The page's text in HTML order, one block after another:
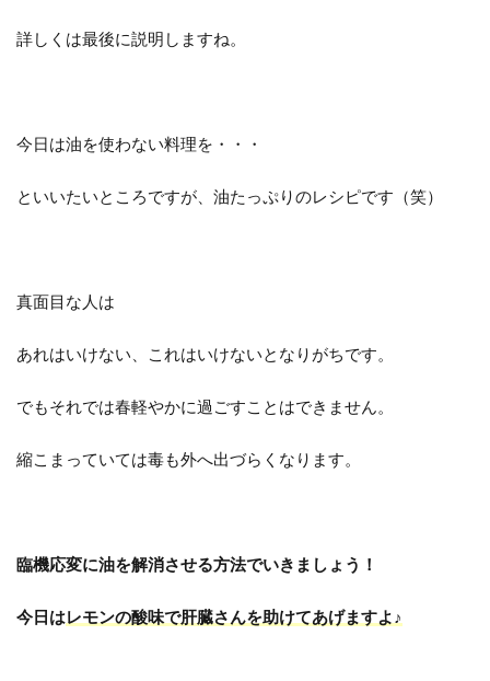
詳しくは最後に説明しますね。
今日は油を使わない料理を・・・
といいたいところですが、油たっぷりのレシピです（笑）
真面目な人は
あれはいけない、これはいけないとなりがちです。
でもそれでは春軽やかに過ごすことはできません。
縮こまっていては毒も外へ出づらくなります。
臨機応変に油を解消させる方法でいきましょう！
今日はレモンの酸味で肝臓さんを助けてあげますよ♪